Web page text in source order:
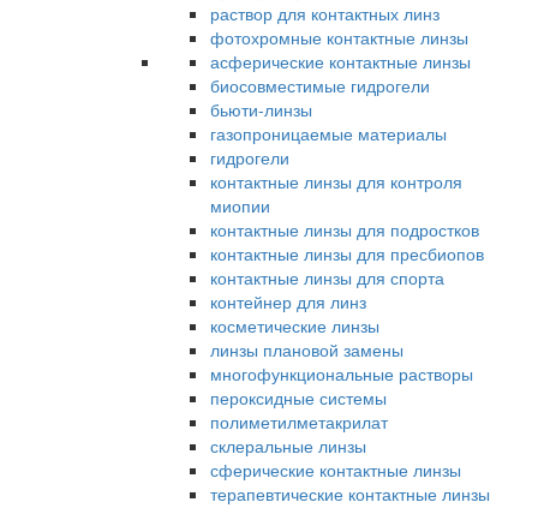
раствор для контактных линз
фотохромные контактные линзы
асферические контактные линзы
биосовместимые гидрогели
бьюти-линзы
газопроницаемые материалы
гидрогели
контактные линзы для контроля
миопии
контактные линзы для подростков
контактные линзы для пресбиопов
контактные линзы для спорта
контейнер для линз
косметические линзы
линзы плановой замены
многофункциональные растворы
пероксидные системы
полиметилметакрилат
склеральные линзы
сферические контактные линзы
терапевтические контактные линзы